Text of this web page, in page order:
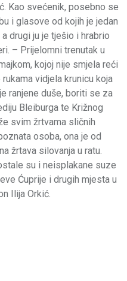
Kao svećenik, posebno se
i glasove od kojih je jedan
drugi ju je tješio i hrabrio
– Prijelomni trenutak u
kojoj nije smjela reći
vidjela krunicu koja
ranjene duše, boriti se za
Bleiburga te Križnog
svim žrtvama sličnih
osoba, ona je od
žrtava silovanja u ratu.
su i neisplakane suze
Ćuprije i drugih mjesta u
Ilija Orkić.